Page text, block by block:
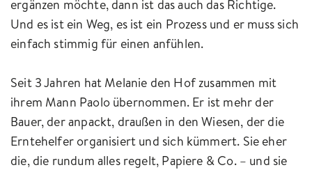
ergänzen möchte, dann ist das auch das Richtige.
Und es ist ein Weg, es ist ein Prozess und er muss sich
einfach stimmig für einen anfühlen.
Seit 3 Jahren hat Melanie den Hof zusammen mit
ihrem Mann Paolo übernommen. Er ist mehr der
Bauer, der anpackt, draußen in den Wiesen, der die
Erntehelfer organisiert und sich kümmert. Sie eher
die, die rundum alles regelt, Papiere & Co. – und sie